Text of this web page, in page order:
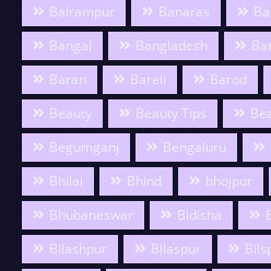
Balrampur
Banaras
Bangal
Bangladesh
Baran
Bareli Barod
Beauty
Beauty Tips
Begumganj
Bengaluru
Bhilai
Bhind bhojpur
Bhubaneswar
Bidisha
Bilashpur
Bilaspur